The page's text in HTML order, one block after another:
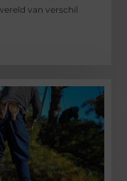
van verschil